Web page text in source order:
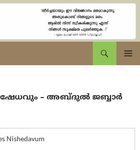
– അബ്ദുല്‍ ജബ്ബാര്‍
Nishedavum